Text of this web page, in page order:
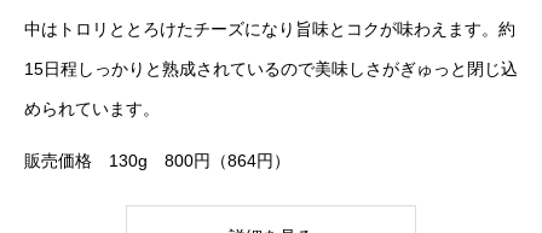
中はトロリととろけたチーズになり旨味とコクが味わえます。約
15日程しっかりと熟成されているので美味しさがぎゅっと閉じ込
められています。
販売価格 130g 800円（864円）